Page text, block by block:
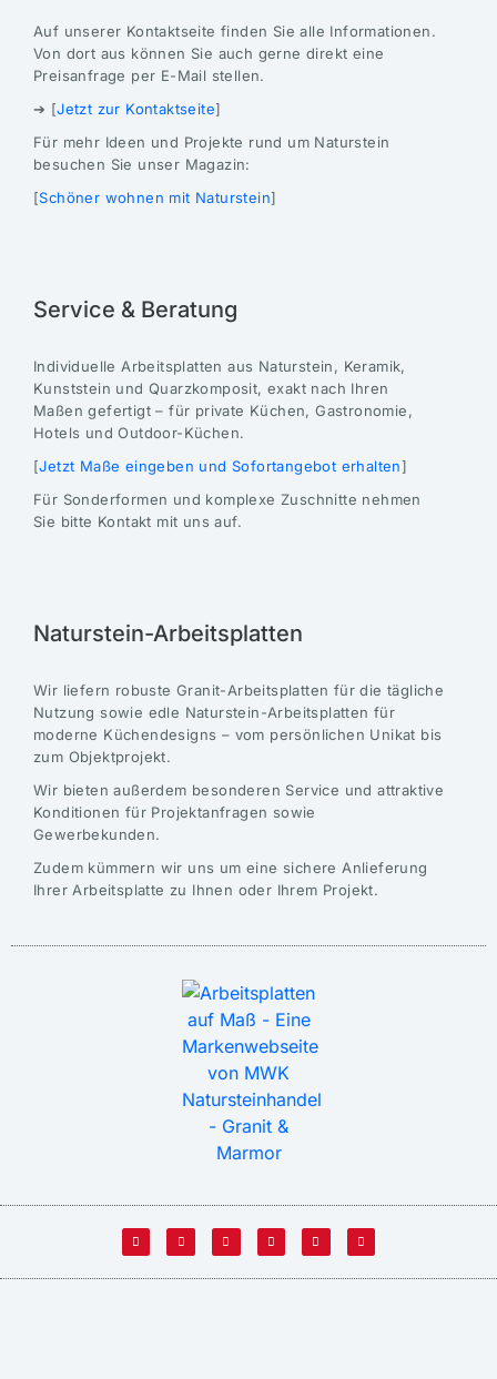
Auf unserer Kontaktseite finden Sie alle Informationen.
Von dort aus können Sie auch gerne direkt eine
Preisanfrage per E-Mail stellen.
➔ [Jetzt zur Kontaktseite]
Für mehr Ideen und Projekte rund um Naturstein
besuchen Sie unser Magazin:
[Schöner wohnen mit Naturstein]
Service & Beratung
Individuelle Arbeitsplatten aus Naturstein, Keramik,
Kunststein und Quarzkomposit, exakt nach Ihren
Maßen gefertigt – für private Küchen, Gastronomie,
Hotels und Outdoor-Küchen.
[Jetzt Maße eingeben und Sofortangebot erhalten]
Für Sonderformen und komplexe Zuschnitte nehmen
Sie bitte Kontakt mit uns auf.
Naturstein-Arbeitsplatten
Wir liefern robuste Granit-Arbeitsplatten für die tägliche
Nutzung sowie edle Naturstein-Arbeitsplatten für
moderne Küchendesigns – vom persönlichen Unikat bis
zum Objektprojekt.
Wir bieten außerdem besonderen Service und attraktive
Konditionen für Projektanfragen sowie
Gewerbekunden.
Zudem kümmern wir uns um eine sichere Anlieferung
Ihrer Arbeitsplatte zu Ihnen oder Ihrem Projekt.